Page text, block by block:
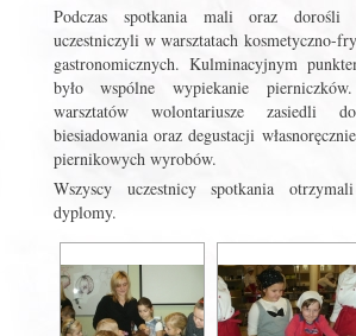
Podczas spotkania mali oraz dorośli
uczestniczyli w warsztatach kosmetyczno-
gastronomicznych. Kulminacyjnym
było wspólne wypiekanie
warsztatów wolontariusze zasiedli
biesiadowania oraz degustacji
piernikowych wyrobów.
Wszyscy uczestnicy spotkania
dyplomy.